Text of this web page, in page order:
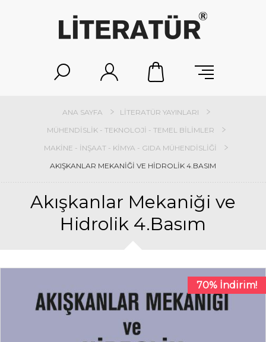
ANA SAYFA
LITERATÜR YAYINLARI
MÜHENDISLIK - TEKNOLOJI - TEMEL BILIMLER
MAKINE - İNŞAAT - KIMYA - GIDA MÜHENDISLIĞI
AKIŞKANLAR MEKANIĞI VE HIDROLIK 4.BASIM
Akışkanlar Mekaniği ve
Hidrolik 4.Basım
70% İndirim!